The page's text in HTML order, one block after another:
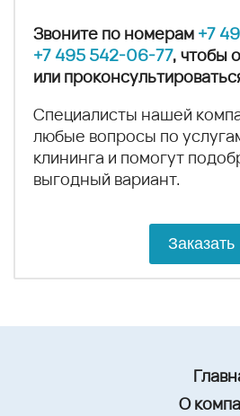
Звоните по номерам +7
+7 495 542-06-77, чтобы
или
Специалисты нашей
любые вопросы по
клининга и помогут
выгодный вариант.
Заказать
О